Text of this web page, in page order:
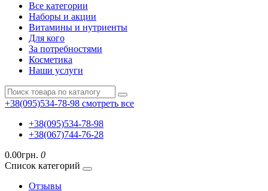
Все категории
Наборы и акции
Витамины и нутриенты
Для кого
За потребностями
Косметика
Наши услуги
+38(095)534-78-98 смотреть все
+38(095)534-78-98
+38(067)744-76-28
0.00грн. 0
Список категорий
Отзывы